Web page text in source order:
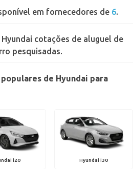
em fornecedores de 6.
Hyundai cotações de aluguel de
pesquisadas.
de Hyundai para
i20 Hyundai i30